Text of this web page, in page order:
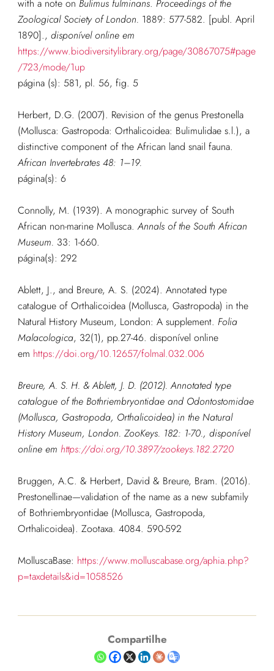
with a note on Bulimus fulminans. Proceedings of the
Zoological Society of London. 1889: 577-582. [publ. April
1890]., disponível online em
https://www.biodiversitylibrary.org/page/30867075#page
/723/mode/1up
página (s): 581, pl. 56, fig. 5
Herbert, D.G. (2007). Revision of the genus Prestonella
(Mollusca: Gastropoda: Orthalicoidea: Bulimulidae s.l.), a
distinctive component of the African land snail fauna.
African Invertebrates 48: 1–19.
página(s): 6
Connolly, M. (1939). A monographic survey of South
African non-marine Mollusca. Annals of the South African
Museum. 33: 1-660.
página(s): 292
Ablett, J., and Breure, A. S. (2024). Annotated type
catalogue of Orthalicoidea (Mollusca, Gastropoda) in the
Natural History Museum, London: A supplement. Folia
Malacologica, 32(1), pp.27-46. disponível online
em https://doi.org/10.12657/folmal.032.006
Breure, A. S. H. & Ablett, J. D. (2012). Annotated type
catalogue of the Bothriembryontidae and Odontostomidae
(Mollusca, Gastropoda, Orthalicoidea) in the Natural
History Museum, London. ZooKeys. 182: 1-70., disponível
online em https://doi.org/10.3897/zookeys.182.2720
Bruggen, A.C. & Herbert, David & Breure, Bram. (2016).
Prestonellinae—validation of the name as a new subfamily
of Bothriembryontidae (Mollusca, Gastropoda,
Orthalicoidea). Zootaxa. 4084. 590-592
MolluscaBase: https://www.molluscabase.org/aphia.php?
p=taxdetails&id=1058526
Compartilhe